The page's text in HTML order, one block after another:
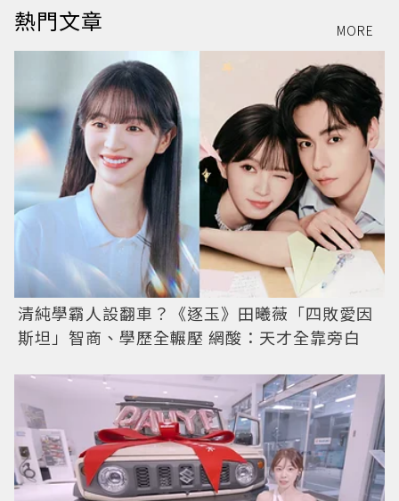
熱門文章 MORE
清純學霸人設翻車？《逐玉》田曦薇「四敗愛因
斯坦」智商、學歷全輾壓 網酸：天才全靠旁白